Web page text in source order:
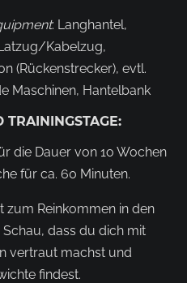
: Langhantel,
Kabelzug,
(Rückenstrecker), evtl.
Maschinen, Hantelbank
TRAININGSTAGE:
die Dauer von 1o Wochen
für ca. 60 Minuten.
zum Reinkommen in den
Schau, dass du dich mit
vertraut machst und
findest.